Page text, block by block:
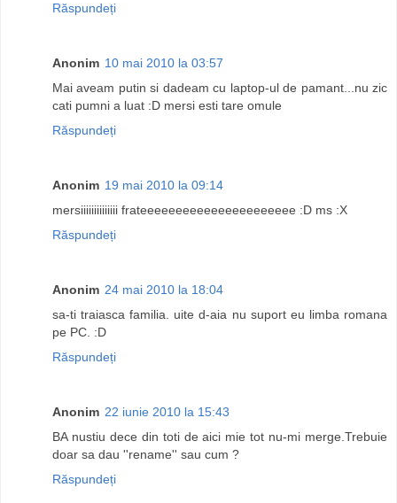
Răspundeți
Anonim 10 mai 2010 la 03:57
Mai aveam putin si dadeam cu laptop-ul de pamant...nu zic
cati pumni a luat :D mersi esti tare omule
Răspundeți
Anonim 19 mai 2010 la 09:14
mersiiiiiiiiiiiiii frateeeeeeeeeeeeeeeeeeeeee :D ms :X
Răspundeți
Anonim 24 mai 2010 la 18:04
sa-ti traiasca familia. uite d-aia nu suport eu limba romana
pe PC. :D
Răspundeți
Anonim 22 iunie 2010 la 15:43
BA nustiu dece din toti de aici mie tot nu-mi merge.Trebuie
doar sa dau ''rename'' sau cum ?
Răspundeți